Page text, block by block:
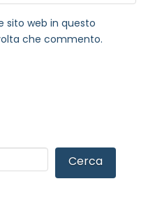
sito web in questo
che commento.
Cerca